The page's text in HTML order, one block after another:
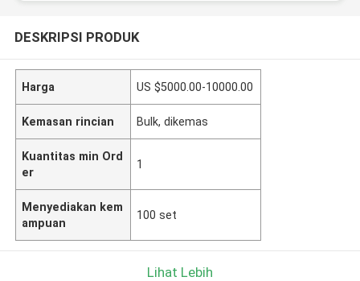
DESKRIPSI PRODUK
Harga US $5000.00-10000.00
Kemasan rincian Bulk, dikemas
Kuantitas min Ord
er
1
Menyediakan kem
ampuan
100 set
Lihat Lebih